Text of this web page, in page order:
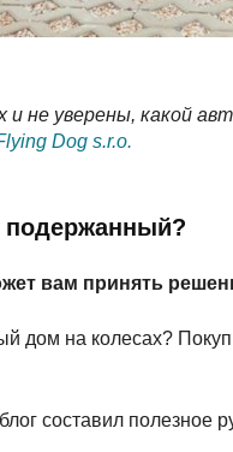
не уверены, какой
Dog s.r.o.
подержанный?
вам принять
дом на колесах?
составил полезное